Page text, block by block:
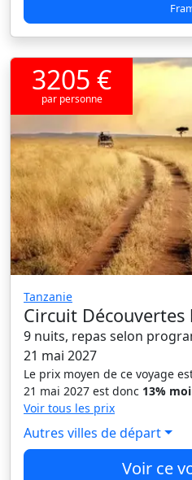
3205 €
par personne
Tanzanie
Circuit Découvertes
9 nuits, repas selon
21 mai 2027
Le prix moyen de ce voyage
21 mai 2027 est donc 13%
Voir tous les prix
Autres villes de départ
Voir ce